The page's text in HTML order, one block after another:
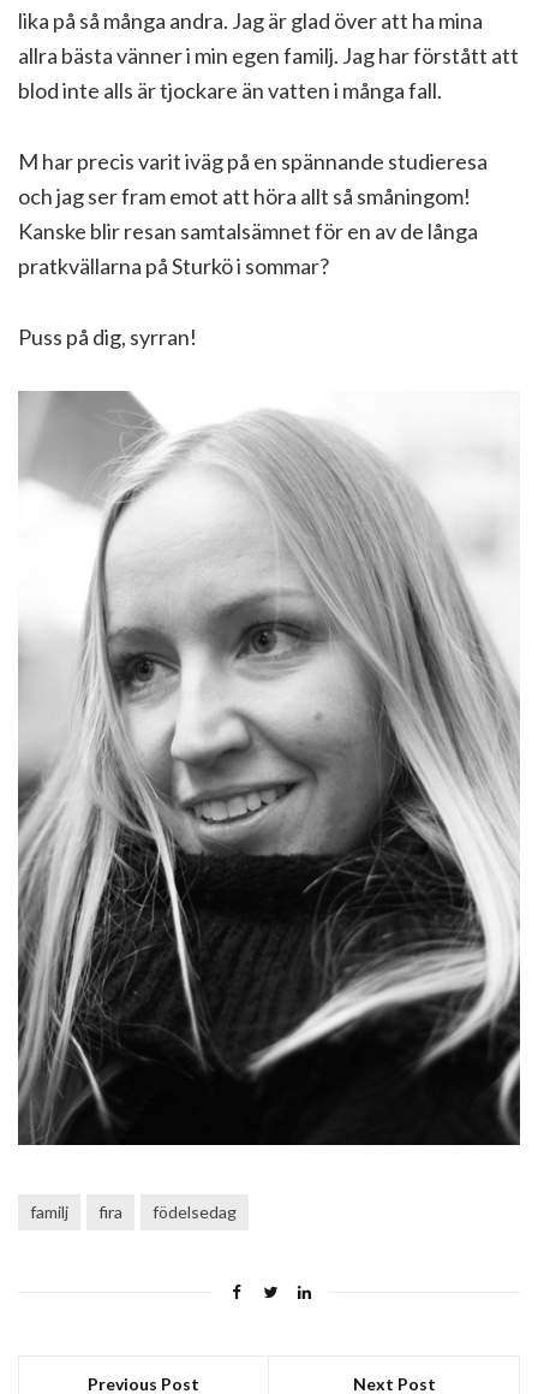
lika på så många andra. Jag är glad över att ha mina
allra bästa vänner i min egen familj. Jag har förstått att
blod inte alls är tjockare än vatten i många fall.
M har precis varit iväg på en spännande studieresa
och jag ser fram emot att höra allt så småningom!
Kanske blir resan samtalsämnet för en av de långa
pratkvällarna på Sturkö i sommar?
Puss på dig, syrran!
familj fira födelsedag
Previous Post Next Post